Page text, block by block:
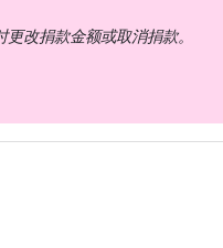
更改捐款金额或取消捐款。